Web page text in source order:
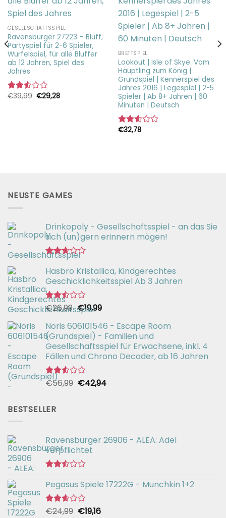
GESELLSCHAFTSSPIEL
Ravensburger 27223 – Bluff,
Partyspiel für 2-6 Spieler,
Würfelspiel, für alle Bluffer
ab 12 Jahren, Spiel des
Jahres
Bewertet
€39,99 Ursprünglicher
Preis
€29,28Aktueller
BRETTSPIEL
Lookout | Isle of Skye: Vom
Häuptling zum König |
Grundspiel | Kennerspiel des
Jahres 2016 | Legespiel | 2-5
Spieler | Ab 8+ Jahren | 60
Minuten | Deutsch
Bewertet
€32,78
NEUSTE GAMES
Drinkopoly - Gesellschaftsspiel - an das Sie
sich (un)gern erinnern mögen!
Bewertet
mit
2.67
von 5
Hasbro Kristallica, Kindgerechtes
Geschicklichkeitsspiel Ab 3 Jahren
Bewertet
mit
2.49
von 5
€26,99 Ursprünglicher
Preis
war:
€26,99
€19,99Aktueller
ist:
€19,99.
Noris 606101546 - Escape Room
(Grundspiel) - Familien und
Gesellschaftsspiel für Erwachsene, inkl. 4
Fällen und Chrono Decoder, ab 16 Jahren
Bewertet
von 5
€56,99 Ursprünglicher
€42,94Aktueller
BESTSELLER
Ravensburger 26906 - ALEA: Adel
verpflichtet
mit
2.49
von 5
Pegasus Spiele 17222G - Munchkin 1+2
Bewertet
€24,99 Ursprünglicher
€19,16Aktueller